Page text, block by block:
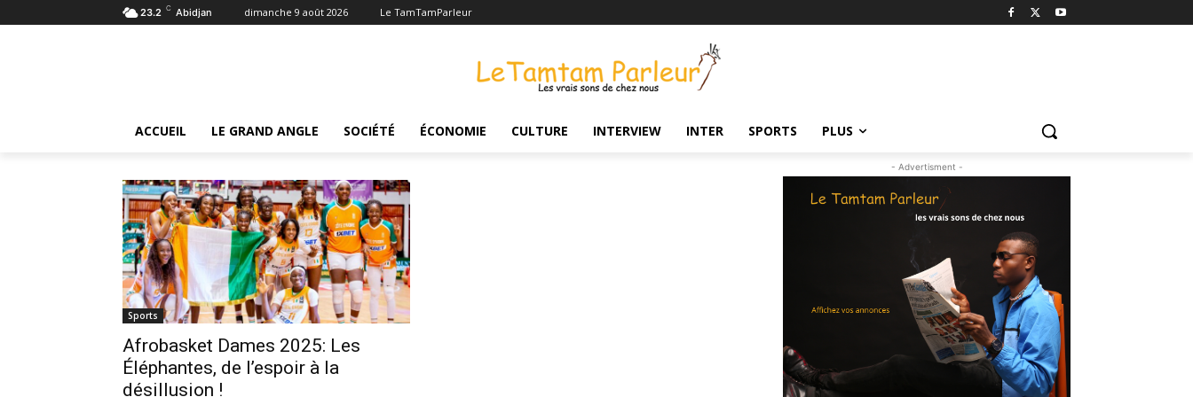
23.2 C Abidjan dimanche 9 août 2026 Le TamTamParleur
ACCUEIL LE GRAND ANGLE SOCIÉTÉ ÉCONOMIE CULTURE INTERVIEW INTER SPORTS PLUS
Tags Afrobasket Dames 2025
Sports
Afrobasket Dames 2025: Les
Éléphantes, de l’espoir à la
désillusion !
- Advertisment -